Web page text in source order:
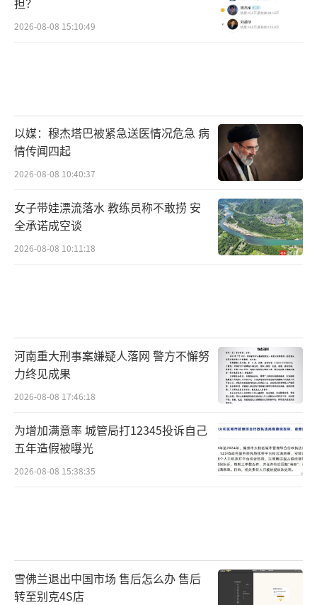
2026-08-08 15:10:49
以媒：穆杰塔巴被紧急送医情况危急 病
情传闻四起
2026-08-08 10:40:37
女子带娃漂流落水 教练员称不敢捞 安
全承诺成空谈
2026-08-08 10:11:18
河南重大刑事案嫌疑人落网 警方不懈努
力终见成果
2026-08-08 17:46:18
为增加满意率 城管局打12345投诉自己
五年造假被曝光
2026-08-08 15:38:35
雪佛兰退出中国市场 售后怎么办 售后
转至别克4S店